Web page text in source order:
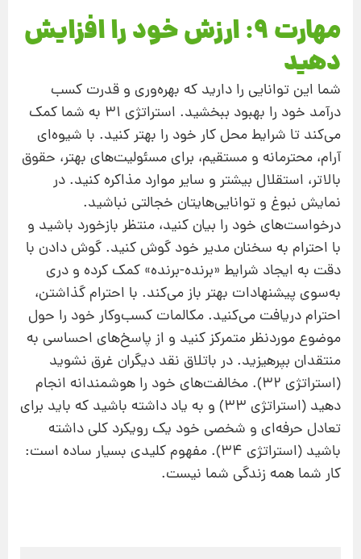
مهارت 9: ارزش خود را افزایش
دهید
شما این توانایی را دارید که بهره‌وری و قدرت کسب
درآمد خود را بهبود ببخشید. استراتژی 31 به شما کمک
می‌کند تا شرایط محل کار خود را بهتر کنید. با شیوه‌ای
آرام، محترمانه و مستقیم، برای مسئولیت‌های بهتر، حقوق
بالاتر، استقلال بیشتر و سایر موارد مذاکره کنید. در
نمایش نبوغ و توانایی‌هایتان خجالتی نباشید.
درخواست‌های خود را بیان کنید، منتظر بازخورد باشید و
با احترام به سخنان مدیر خود گوش کنید. گوش دادن با
دقت به ایجاد شرایط «برنده-برنده» کمک کرده و دری
به‌سوی پیشنهادات بهتر باز می‌کند. با احترام گذاشتن،
احترام دریافت می‌کنید. مکالمات کسب‌و‌کار خود را حول
موضوع موردنظر متمرکز کنید و از پاسخ‌های احساسی به
منتقدان بپرهیزید. در باتلاق نقد دیگران غرق نشوید
(استراتژی 32). مخالفت‌های خود را هوشمندانه انجام
دهید (استراتژی 33) و به یاد داشته باشید که باید برای
تعادل حرفه‌ای و شخصی خود یک رویکرد کلی داشته
باشید (استراتژی 34). مفهوم کلیدی بسیار ساده است:
کار شما همه زندگی شما نیست.